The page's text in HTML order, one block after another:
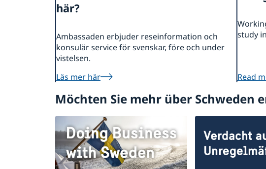
här?
Ambassaden erbjuder reseinformation och
konsulär service för svenskar, före och under
vistelsen.
Läs mer här
study
Read
Möchten Sie mehr über Schweden